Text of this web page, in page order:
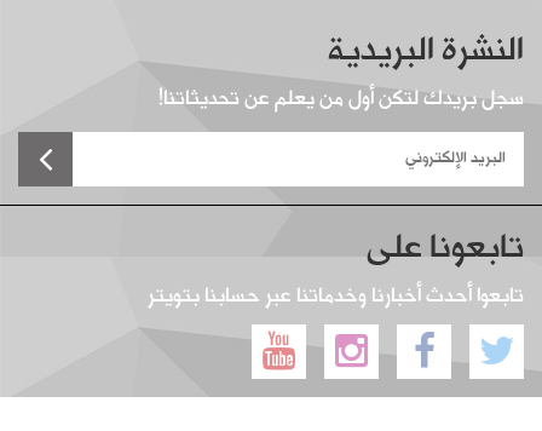
النشرة البريدية
سجل بريدك لتكن أول من يعلم عن تحديثاتنا!
تابعونا على
تابعوا أحدث أخبارنا وخدماتنا عبر حسابنا بتويتر